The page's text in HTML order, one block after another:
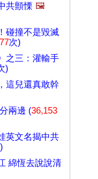
共顫慄 🖼️
碰撞不是毀滅
次)
之三：灌輸手
)
這兒還真敢幹
兩邊 (36,153
英文名揭中共
綿恆去說說清